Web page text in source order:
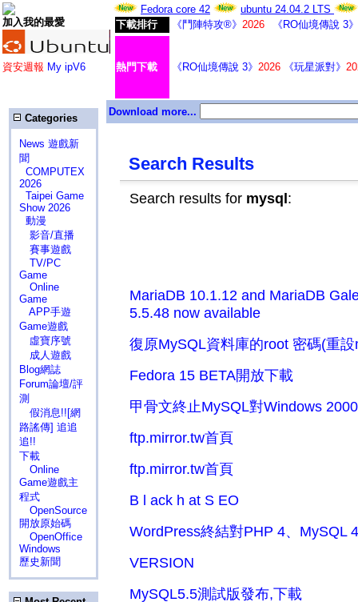
加入我的最愛
資安週報 My ipV6
Fedora core 42
ubuntu 24.04.2 LTS
下載排行
《鬥陣特攻®》 2026 《RO仙境傳說 3》
熱門下載 《RO仙境傳說 3》 2026 《玩星派對》
Categories
News 遊戲新
聞
COMPUTEX
2026
Taipei Game
Show 2026
動漫
影音/直播
賽事遊戲
TV/PC
Game
Online
Game
APP手遊
Game遊戲
虛寶序號
成人遊戲
Blog網誌
Forum論壇/評
測
假消息!![網
路謠傳] 追追
追!!
下載
Online
Game遊戲主
程式
OpenSource
開放原始碼
OpenOffice
Windows
歷史新聞
Download more...
Search Results
Search results for mysql :
MariaDB 10.1.12 and MariaDB
5.5.48 now available
復原MySQL資料庫的root 密碼(重
Fedora 15 BETA開放下載
甲骨文終止MySQL對Windows
ftp.mirror.tw首頁
ftp.mirror.tw首頁
B l ack h at S EO
WordPress終結對PHP 4、MySQL
VERSION
MySQL5.5測試版發布,下載